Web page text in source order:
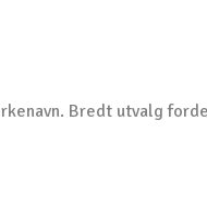
Bredt utvalg